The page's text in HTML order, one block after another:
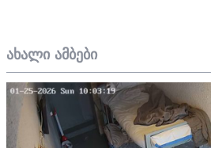
ახალი ამბები